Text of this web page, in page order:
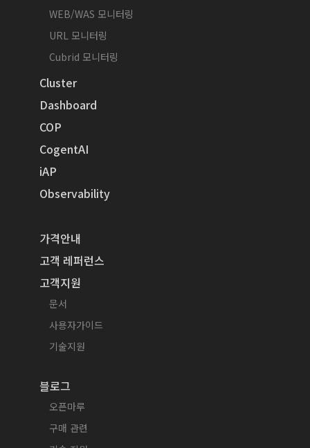
WEB/WAS 모니터링
URL 모니터링
Cubrid 모니터링
Cluster
Dashboard
COP
CogentAI
iAP
Observability
가격안내
고객 레퍼런스
고객지원
문서
사용자가이드
기술지원
블로그
오픈마루
구매 관련